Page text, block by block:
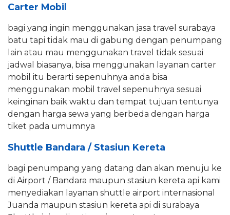
Carter Mobil
bagi yang ingin menggunakan jasa travel surabaya
batu tapi tidak mau di gabung dengan penumpang
lain atau mau menggunakan travel tidak sesuai
jadwal biasanya, bisa menggunakan layanan carter
mobil itu berarti sepenuhnya anda bisa
menggunakan mobil travel sepenuhnya sesuai
keinginan baik waktu dan tempat tujuan tentunya
dengan harga sewa yang berbeda dengan harga
tiket pada umumnya
Shuttle Bandara / Stasiun Kereta
bagi penumpang yang datang dan akan menuju ke
di Airport / Bandara maupun stasiun kereta api kami
menyediakan layanan shuttle airport internasional
Juanda maupun stasiun kereta api di surabaya